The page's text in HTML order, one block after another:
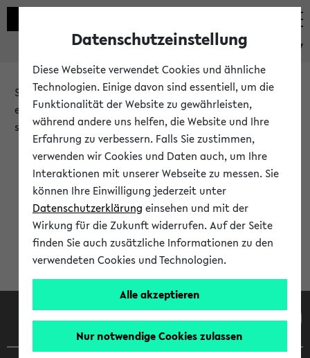
eKVV
Sie möchten auf eine eKVV Funktion zugreifen, die Ihnen
erst nach einer Anmeldung am System zur Verfügung
steht.
Bitte melden Sie sich an:
Anmeldung am eKVV
Datenschutzeinstellung
Diese Webseite verwendet Cookies und ähnliche
Technologien. Einige davon sind essentiell, um die
Funktionalität der Website zu gewährleisten,
während andere uns helfen, die Website und Ihre
Erfahrung zu verbessern. Falls Sie zustimmen,
verwenden wir Cookies und Daten auch, um Ihre
Interaktionen mit unserer Webseite zu messen. Sie
können Ihre Einwilligung jederzeit unter
Datenschutzerklärung einsehen und mit der
Wirkung für die Zukunft widerrufen. Auf der Seite
finden Sie auch zusätzliche Informationen zu den
verwendeten Cookies und Technologien.
Alle akzeptieren
Nur notwendige Cookies zulassen